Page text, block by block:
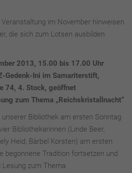
im November hinweisen
die sich zum Lotsen ausbilden
2013, 15.00 bis 17.00 Uhr
Gedenk-Ini im Samariterstift,
74, 4. Stock, geöffnet
zum Thema „Reichskristallnacht“
Bibliothek am ersten Sonntag
Bibliothekarinnen (Linde Beer,
Heid, Bärbel Korsten) am ersten
begonnene Tradition fortsetzen und
Lesung zum Thema